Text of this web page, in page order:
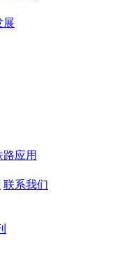
展
路应用
联系我们